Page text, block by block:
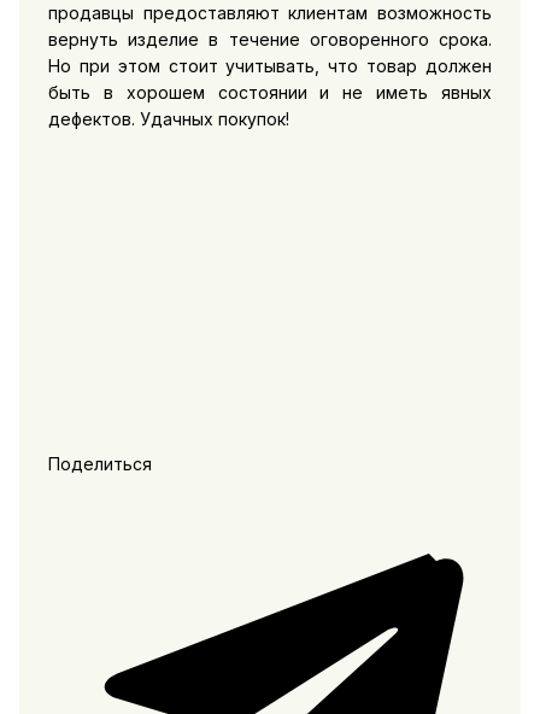
продавцы предоставляют клиентам возможность
вернуть изделие в течение оговоренного срока.
Но при этом стоит учитывать, что товар должен
быть в хорошем состоянии и не иметь явных
дефектов. Удачных покупок!
Поделиться